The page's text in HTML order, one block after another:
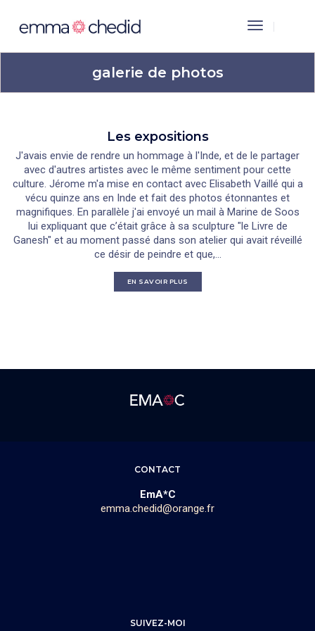
Toggle
galerie de photos
Les expositions
J'avais envie de rendre un hommage à l'Inde, et de le partager
avec d'autres artistes avec le même sentiment pour cette
culture. Jérome m'a mise en contact avec Elisabeth Vaillé qui a
vécu quinze ans en Inde et fait des photos étonnantes et
magnifiques. En parallèle j'ai envoyé un mail à Marine de Soos
lui expliquant que c’était grâce à sa sculpture "le Livre de
Ganesh" et au moment passé dans son atelier qui avait réveillé
ce désir de peindre et que,...
EN SAVOIR PLUS
CONTACT
EmA*C
emma.chedid@orange.fr
SUIVEZ-MOI